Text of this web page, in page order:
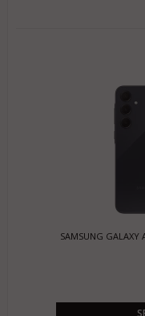
SAMSUNG GALAXY